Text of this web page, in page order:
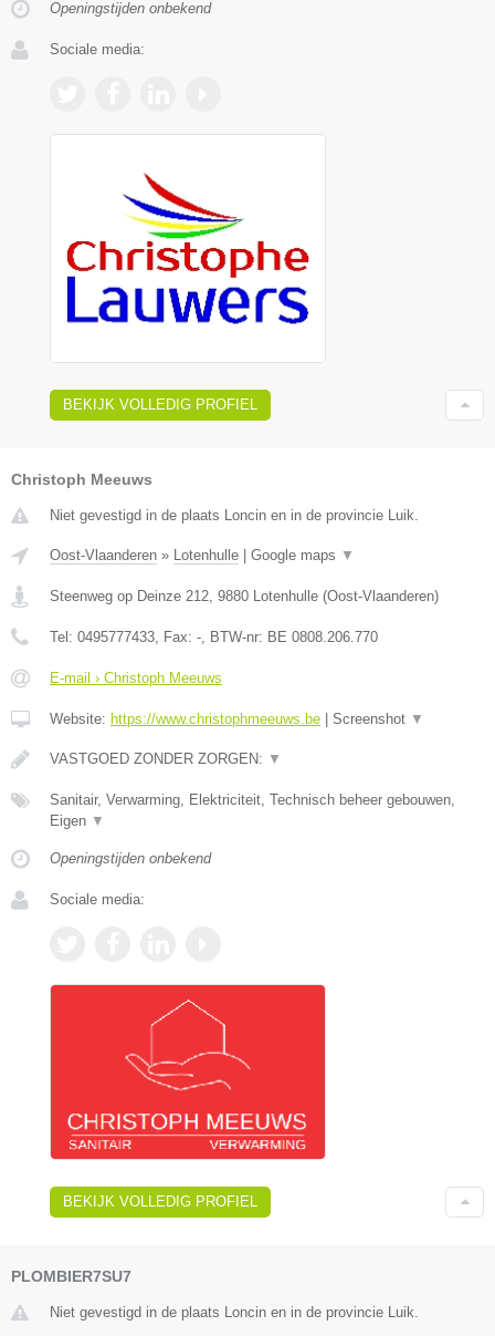
Openingstijden onbekend
Sociale media:
BEKIJK VOLLEDIG PROFIEL
Christoph Meeuws
Niet gevestigd in de plaats Loncin en in de provincie Luik.
Oost-Vlaanderen » Lotenhulle Google maps ▼
Steenweg op Deinze 212, 9880 Lotenhulle (Oost-Vlaanderen)
Tel: 0495777433, Fax: -, BTW-nr: BE 0808.206.770
E-mail › Christoph Meeuws
Website: https://www.christophmeeuws.be Screenshot ▼
VASTGOED ZONDER ZORGEN: ▼
Sanitair, Verwarming, Elektriciteit, Technisch beheer gebouwen,
Eigen ▼
Openingstijden onbekend
Sociale media:
BEKIJK VOLLEDIG PROFIEL
PLOMBIER7SU7
Niet gevestigd in de plaats Loncin en in de provincie Luik.